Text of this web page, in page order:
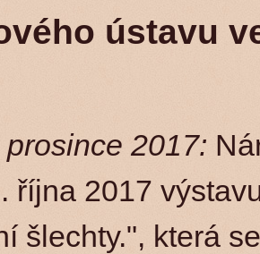
ústavu
2017:
října 2017
šlechty.", která